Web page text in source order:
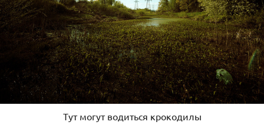
Тут могут водиться крокодилы